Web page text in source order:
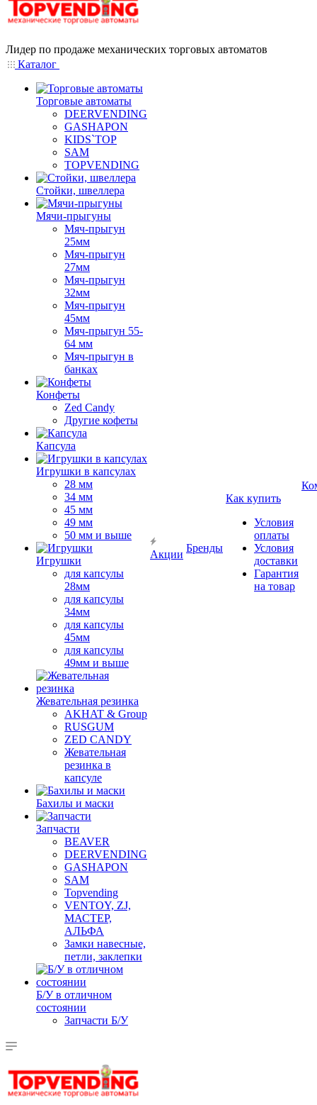
Лидер по продаже механических торговых автоматов
Каталог
Торговые автоматы
DEERVENDING
GASHAPON
KIDS`TOP
SAM
TOPVENDING
Стойки, швеллера
Мячи-прыгуны
Мяч-прыгун
25мм
Мяч-прыгун
27мм
Мяч-прыгун
32мм
Мяч-прыгун
45мм
Мяч-прыгун 55-
64 мм
Мяч-прыгун в
банках
Конфеты
Zed Candy
Другие кофеты
Капсула
Игрушки в капсулах
28 мм
34 мм
45 мм
49 мм
50 мм и выше
Игрушки
для капсулы
28мм
для капсулы
34мм
для капсулы
45мм
для капсулы
49мм и выше
Жевательная резинка
AKHAT & Group
RUSGUM
ZED CANDY
Жевательная
резинка в
капсуле
Бахилы и маски
Запчасти
BEAVER
DEERVENDING
GASHAPON
SAM
Topvending
VENTOY, ZJ,
МАСТЕР,
АЛЬФА
Замки навесные,
петли, заклепки
Б/У в отличном
состоянии
Запчасти Б/У
Акции
Бренды
Как купить
Условия
оплаты
Условия
доставки
Гарантия
на товар